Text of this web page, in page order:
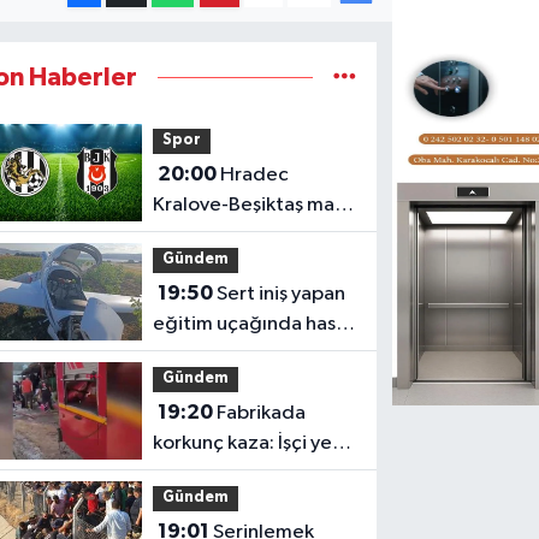
Haberler
Spor
20:00
Kralove-Beşiktaş maçı
hangi kanalda kaçta?
Gündem
19:50Sert iniş yapan
eğitim uçağında hasar
oluştu
Gündem
19:20
korkunç kaza: İşçi yem
makinesine sıkıştı
Gündem
19:01 Serinlemek